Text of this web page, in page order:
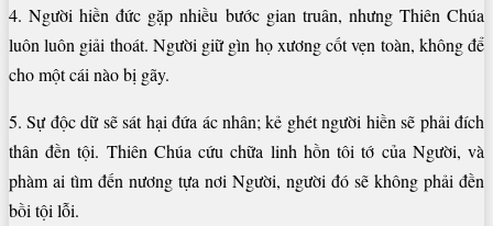
4. Người hiền đức gặp nhiều bước gian truân, nhưng Thiên Chúa
luôn luôn giải thoát. Người giữ gìn họ xương cốt vẹn toàn, không để
cho một cái nào bị gãy.
5. Sự độc dữ sẽ sát hại đứa ác nhân; kẻ ghét người hiền sẽ phải đích
thân đền tội. Thiên Chúa cứu chữa linh hồn tôi tớ của Người, và
phàm ai tìm đến nương tựa nơi Người, người đó sẽ không phải đền
bồi tội lỗi.